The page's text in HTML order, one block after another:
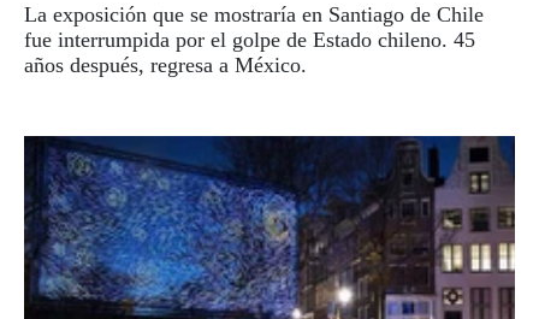
La exposición que se mostraría en Santiago de Chile
fue interrumpida por el golpe de Estado chileno. 45
años después, regresa a México.